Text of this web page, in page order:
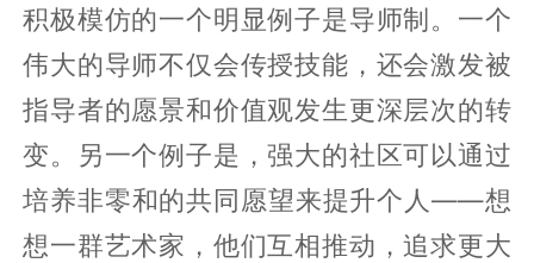
积极模仿的一个明显例子是导师制。一个
伟大的导师不仅会传授技能，还会激发被
指导者的愿景和价值观发生更深层次的转
变。另一个例子是，强大的社区可以通过
培养非零和的共同愿望来提升个人——想
想一群艺术家，他们互相推动，追求更大